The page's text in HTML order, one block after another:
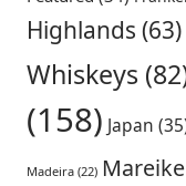
Highlands (63)
Whiskeys
(158) Japan
Madeira(22)